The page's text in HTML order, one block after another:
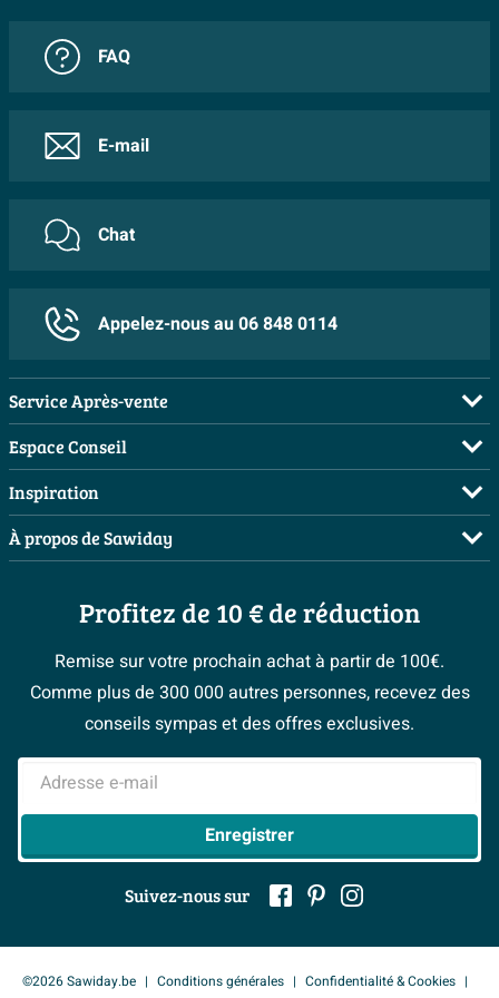
FAQ
E-mail
Chat
Appelez-nous au 06 848 0114
Service Après-vente
FAQ
Commander
Payer
Livraison / retrait
Garantie & réclamations
Politique d’avis
> Service client
Espace Conseil
Visite sur rendez-vous
Demandez votre devis
Planificateur 3D
Les bons tuyaux
Espace bricolage
> Espace Conseil
Inspiration
Salles de bains complètes
Inspiration toilettes
Moodboards
Magazine
#Mysawiday
> Inspiration salle de bains
À propos de Sawiday
Qui est Sawiday ?
Postes vacants
Espace Pro
BeCommerce
> Tout sur nos showrooms
Profitez de 10 € de réduction
Remise sur votre prochain achat à partir de 100€.
Comme plus de 300 000 autres personnes, recevez des
conseils sympas et des offres exclusives.
Adresse e-mail
Enregistrer
Suivez-nous sur
©2026 Sawiday.be Conditions générales Confidentialité & Cookies